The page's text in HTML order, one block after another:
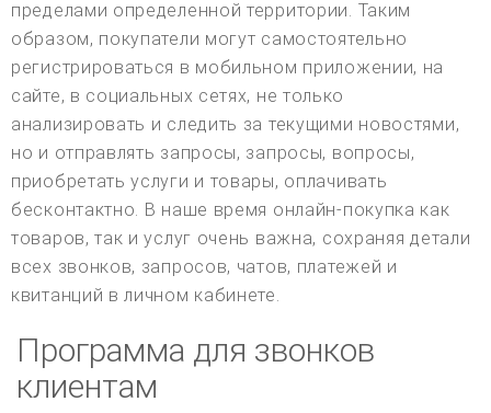
пределами определенной территории. Таким
образом, покупатели могут самостоятельно
регистрироваться в мобильном приложении, на
сайте, в социальных сетях, не только
анализировать и следить за текущими новостями,
но и отправлять запросы, запросы, вопросы,
приобретать услуги и товары, оплачивать
бесконтактно. В наше время онлайн-покупка как
товаров, так и услуг очень важна, сохраняя детали
всех звонков, запросов, чатов, платежей и
квитанций в личном кабинете.
Программа для звонков
клиентам